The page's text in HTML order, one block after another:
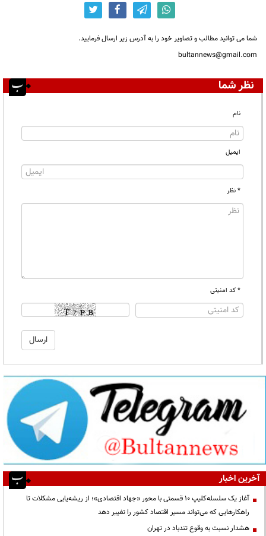
شما می توانید مطالب و تصاویر خود را به آدرس زیر ارسال فرمایید.
bultannews@gmail.com
نظر شما
نام
ایمیل
* نظر
* کد امنیتی
آخرین اخبار
آغاز یک سلسله‌کلیپ ۱۰ قسمتی با محور «جهاد اقتصادی»؛ از ریشه‌یابی مشکلات تا
راهکارهایی که می‌تواند مسیر اقتصاد کشور را تغییر دهد
هشدار نسبت به وقوع تندباد در تهران